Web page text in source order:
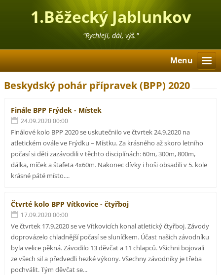
1.Běžecký Jablunkov
"Rychleji, dál, výš."
Menu
Beskydský pohár přípravek (BPP) 2020
Finále BPP Frýdek - Místek
24.09.2020 00:00
Finálové kolo BPP 2020 se uskutečnilo ve čtvrtek 24.9.2020 na
atletickém ovále ve Frýdku – Místku. Za krásného až skoro letního
počasí si děti zazávodili v těchto disciplínách: 60m, 300m, 800m,
dálka, míček a štafeta 4x60m. Nakonec dívky i hoši obsadili v 5. kole
krásné páté místo....
Čtvrté kolo BPP Vítkovice - čtyřboj
17.09.2020 00:00
Ve čtvrtek 17.9.2020 se ve Vítkovicích konal atletický čtyřboj. Závody
doprovázelo chladnější počasí se sluníčkem. Účast našich závodníku
byla velice pěkná. Závodilo 13 děvčat a 11 chlapců. Všichni bojovali
ze všech sil a předvedli hezké výkony. Všechny závodníky je třeba
pochválit. Tým děvčat se...